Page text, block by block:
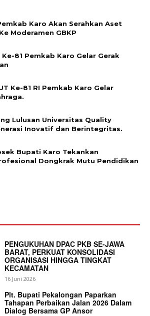
Karo Akan Serahkan Aset
Moderamen GBKP
Ke-81 Pemkab Karo Gelar Gerak
Ke-81 RI Pemkab Karo Gelar
Lulusan Universitas Quality
Inovatif dan Berintegritas.
Bupati Karo Tekankan
Dongkrak Mutu Pendidikan
PENGUKUHAN DPAC PKB SE-JAWA
BARAT, PERKUAT KONSOLIDASI
ORGANISASI HINGGA TINGKAT
KECAMATAN
16 Juni 2026
Plt. Bupati Pekalongan Paparkan
Tahapan Perbaikan Jalan 2026 Dalam
Dialog Bersama GP Ansor